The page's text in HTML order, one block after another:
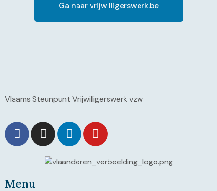
Ga naar vrijwilligerswerk.be
Vlaams Steunpunt Vrijwilligerswerk vzw
Menu